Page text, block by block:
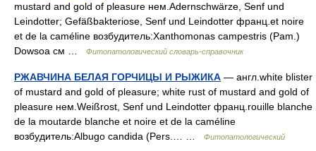
mustard and gold of pleasure нем.Adernschwärze, Senf und
Leindotter; Gefäßbakteriose, Senf und Leindotter франц.et noire
et de la caméline возбудитель:Xanthomonas campestris (Pam.)
Dowsoa см …
Фитопатологический словарь-справочник
РЖАВЧИНА БЕЛАЯ ГОРЧИЦЫ И РЫЖИКА — англ.white blister
of mustard and gold of pleasure; white rust of mustard and gold of
pleasure нем.Weißrost, Senf und Leindotter франц.rouille blanche
de la moutarde blanche et noire et de la caméline
возбудитель:Albugo candida (Pers.… …
Фитопатологический